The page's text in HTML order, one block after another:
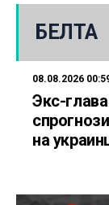
БЕЛТА
08.08.2026
Экс-
на